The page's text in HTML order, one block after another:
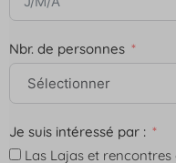
Nbr. de personnes
Je suis intéressé par :
Las Lajas et rencontres